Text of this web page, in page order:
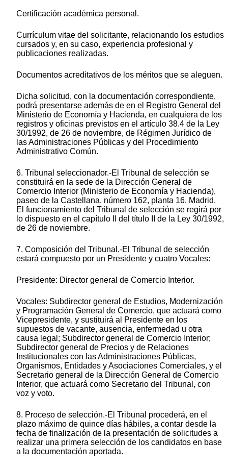
Certificación académica personal.
Currículum vitae del solicitante, relacionando los estudios
cursados y, en su caso, experiencia profesional y
publicaciones realizadas.
Documentos acreditativos de los méritos que se aleguen.
Dicha solicitud, con la documentación correspondiente,
podrá presentarse además de en el Registro General del
Ministerio de Economía y Hacienda, en cualquiera de los
registros y oficinas previstos en el artículo 38.4 de la Ley
30/1992, de 26 de noviembre, de Régimen Jurídico de
las Administraciones Públicas y del Procedimiento
Administrativo Común.
6. Tribunal seleccionador.-El Tribunal de selección se
constituirá en la sede de la Dirección General de
Comercio Interior (Ministerio de Economía y Hacienda),
paseo de la Castellana, número 162, planta 16, Madrid.
El funcionamiento del Tribunal de selección se regirá por
lo dispuesto en el capítulo II del título II de la Ley 30/1992,
de 26 de noviembre.
7. Composición del Tribunal.-El Tribunal de selección
estará compuesto por un Presidente y cuatro Vocales:
Presidente: Director general de Comercio Interior.
Vocales: Subdirector general de Estudios, Modernización
y Programación General de Comercio, que actuará como
Vicepresidente, y sustituirá al Presidente en los
supuestos de vacante, ausencia, enfermedad u otra
causa legal; Subdirector general de Comercio Interior;
Subdirector general de Precios y de Relaciones
Institucionales con las Administraciones Públicas,
Organismos, Entidades y Asociaciones Comerciales, y el
Secretario general de la Dirección General de Comercio
Interior, que actuará como Secretario del Tribunal, con
voz y voto.
8. Proceso de selección.-El Tribunal procederá, en el
plazo máximo de quince días hábiles, a contar desde la
fecha de finalización de la presentación de solicitudes a
realizar una primera selección de los candidatos en base
a la documentación aportada.